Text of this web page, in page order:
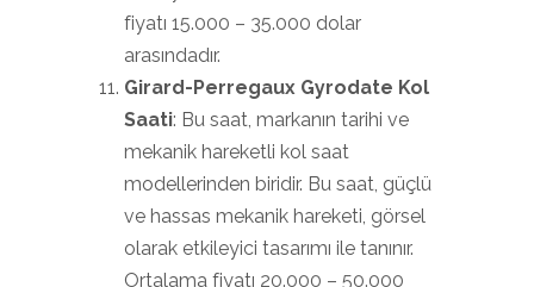
fiyatı 15.000 – 35.000 dolar
arasındadır.
Girard-Perregaux Gyrodate Kol
Saati: Bu saat, markanın tarihi ve
mekanik hareketli kol saat
modellerinden biridir. Bu saat, güçlü
ve hassas mekanik hareketi, görsel
olarak etkileyici tasarımı ile tanınır.
Ortalama fiyatı 20.000 – 50.000